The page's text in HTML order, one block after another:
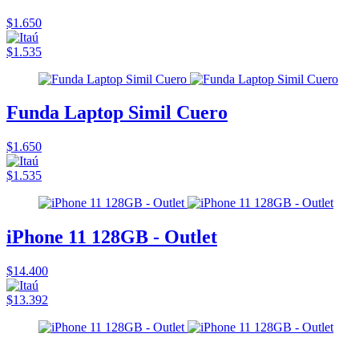
$1.650
$1.535
Funda Laptop Simil Cuero
$1.650
$1.535
iPhone 11 128GB - Outlet
$14.400
$13.392